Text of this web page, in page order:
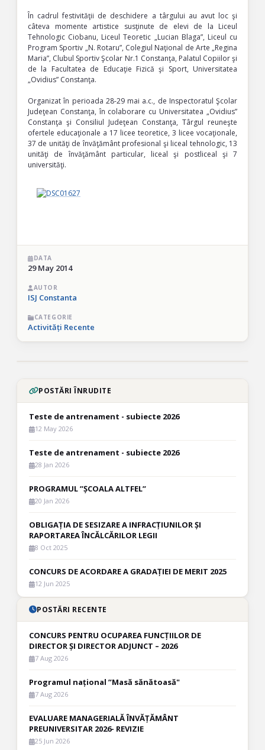
În cadrul festivităţii de deschidere a târgului au avut loc şi
câteva momente artistice susţinute de elevi de la Liceul
Tehnologic Ciobanu, Liceul Teoretic „Lucian Blaga”, Liceul cu
Program Sportiv „N. Rotaru”, Colegiul Naţional de Arte „Regina
Maria”, Clubul Sportiv Şcolar Nr.1 Constanţa, Palatul Copiilor şi
de la Facultatea de Educaţie Fizică şi Sport, Universitatea
„Ovidius” Constanţa.
Organizat în perioada 28-29 mai a.c., de Inspectoratul Şcolar
Judeţean Constanţa, în colaborare cu Universitatea „Ovidius”
Constanţa şi Consiliul Judeţean Constanţa, Târgul reuneşte
ofertele educaţionale a 17 licee teoretice, 3 licee vocaţionale,
37 de unităţi de învăţământ profesional şi liceal tehnologic, 13
unităţi de învăţământ particular, liceal şi postliceal şi 7
universităţi.
DATA
29 May 2014
AUTOR
ISJ Constanta
CATEGORIE
Activități Recente
POSTĂRI ÎNRUDITE
Teste de antrenament - subiecte 2026
12 May 2026
Teste de antrenament - subiecte 2026
28 Jan 2026
PROGRAMUL ”ȘCOALA ALTFEL”
20 Jan 2026
OBLIGAȚIA DE SESIZARE A INFRACȚIUNILOR ȘI
RAPORTAREA ÎNCĂLCĂRILOR LEGII
8 Oct 2025
CONCURS DE ACORDARE A GRADAȚIEI DE MERIT 2025
12 Jun 2025
POSTĂRI RECENTE
CONCURS PENTRU OCUPAREA FUNCȚIILOR DE
DIRECTOR ȘI DIRECTOR ADJUNCT – 2026
7 Aug 2026
Programul național ”Masă sănătoasă"
7 Aug 2026
EVALUARE MANAGERIALĂ ÎNVĂȚĂMÂNT
PREUNIVERSITAR 2026- REVIZIE
25 Jun 2026